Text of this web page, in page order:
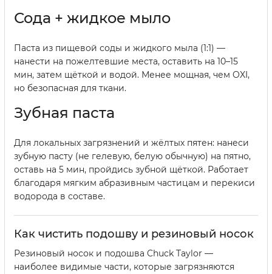
Сода + жидкое мыло
Паста из пищевой соды и жидкого мыла (1:1) —
нанести на пожелтевшие места, оставить на 10–15
мин, затем щёткой и водой. Менее мощная, чем OXI,
но безопасная для ткани.
Зубная паста
Для локальных загрязнений и жёлтых пятен: нанеси
зубную пасту (не гелевую, белую обычную) на пятно,
оставь на 5 мин, пройдись зубной щёткой. Работает
благодаря мягким абразивным частицам и перекиси
водорода в составе.
Как чистить подошву и резиновый носок
Резиновый носок и подошва Chuck Taylor —
наиболее видимые части, которые загрязняются